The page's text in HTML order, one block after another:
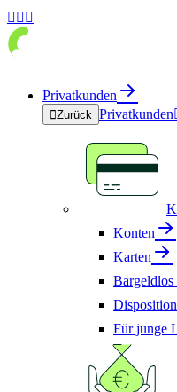
  
Privatkunden
Zurück Privatkunden
Konten
Karten
Bargeldlos
Für junge